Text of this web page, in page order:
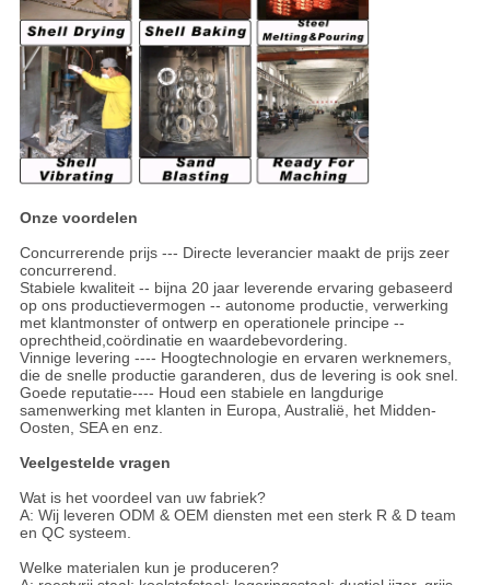
Onze voordelen
Concurrerende prijs --- Directe leverancier maakt de prijs zeer
concurrerend.
Stabiele kwaliteit -- bijna 20 jaar leverende ervaring gebaseerd
op ons productievermogen -- autonome productie, verwerking
met klantmonster of ontwerp en operationele principe --
oprechtheid,coördinatie en waardebevordering.
Vinnige levering ---- Hoogtechnologie en ervaren werknemers,
die de snelle productie garanderen, dus de levering is ook snel.
Goede reputatie---- Houd een stabiele en langdurige
samenwerking met klanten in Europa, Australië, het Midden-
Oosten, SEA en enz.
Veelgestelde vragen
Wat is het voordeel van uw fabriek?
A: Wij leveren ODM & OEM diensten met een sterk R & D team
en QC systeem.
Welke materialen kun je produceren?